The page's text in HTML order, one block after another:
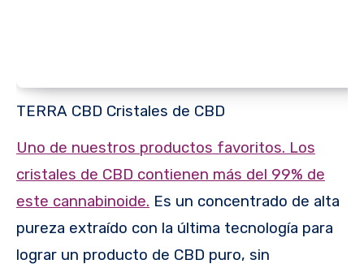
TERRA CBD Cristales de CBD
Uno de nuestros productos favoritos. Los
cristales de CBD contienen más del 99% de
este cannabinoide. Es un concentrado de alta
pureza extraído con la última tecnología para
lograr un producto de CBD puro, sin